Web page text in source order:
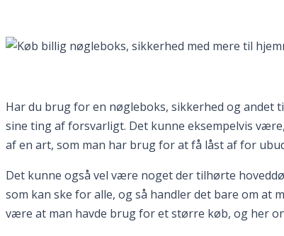
Har du brug for en nøgleboks, sikkerhed og andet
sine ting af forsvarligt. Det kunne eksempelvis
af en art, som man har brug for at få låst af for
Det kunne også vel være noget der tilhørte
som kan ske for alle, og så handler det bare om at
være at man havde brug for et større køb, og her